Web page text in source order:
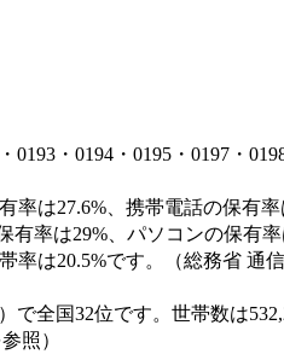
・0194・0195・0197・
率は27.6%、携帯電話の保有率
有率は29%、パソコンの保有
率は20.5%です。（総務省 通
で全国32位です。世帯数は
照）